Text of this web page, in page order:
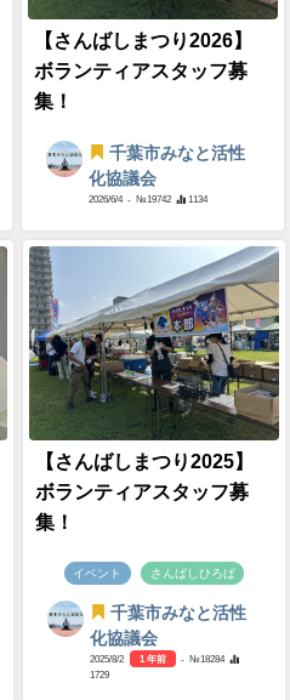
【さんばしまつり2026】
ボランティアスタッフ募
集！
千葉市みなと活性
化協議会
2026/6/4 - №19742 1134
【さんばしまつり2025】
ボランティアスタッフ募
集！
イベント さんばしひろば
千葉市みなと活性
化協議会
2025/8/2 1 年前
- №18284
1729